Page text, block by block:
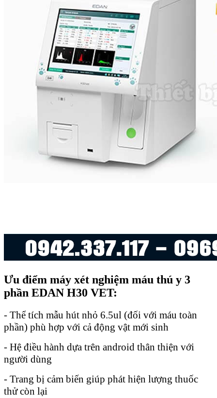
Ưu điểm máy xét nghiệm máu thú y 3
phần EDAN H30 VET:
- Thể tích mẫu hút nhỏ 6.5ul (đối với máu toàn
phần) phù hợp với cả động vật mới sinh
- Hệ điều hành dựa trên android thân thiện với
người dùng
- Trang bị cảm biến giúp phát hiện lượng thuốc
thử còn lại